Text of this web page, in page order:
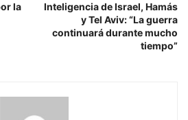
la
Inteligencia de Israel, Hamás
y Tel Aviv: “La guerra
continuará durante mucho
tiempo”